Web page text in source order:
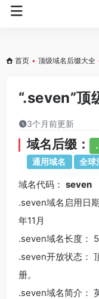
首页 • 顶级域名后缀大全
“.seven”顶
3个月前更新
域名后缀：
通用域名 全球
域名代码： seven
.seven域名 启用日
年11月
.seven域名长度： 5
.seven开放状态：
册。
.seven域名简介：